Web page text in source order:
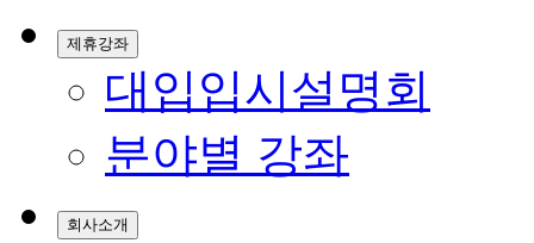
제휴강좌
대입입시설명회
분야별 강좌
회사소개